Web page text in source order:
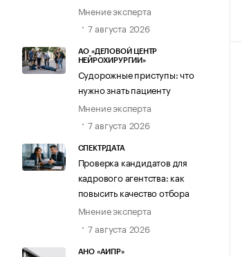
Мнение эксперта
7 августа 2026
АО «ДЕЛОВОЙ ЦЕНТР
НЕЙРОХИРУРГИИ»
Судорожные приступы: что
нужно знать пациенту
Мнение эксперта
7 августа 2026
СПЕКТРДАТА
Проверка кандидатов для
кадрового агентства: как
повысить качество отбора
Мнение эксперта
7 августа 2026
АНО «АИПР»